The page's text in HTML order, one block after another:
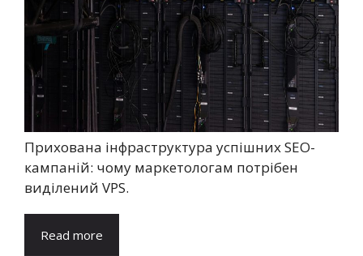
Прихована інфраструктура успішних SEO-
кампаній: чому маркетологам потрібен
виділений VPS.
Read more